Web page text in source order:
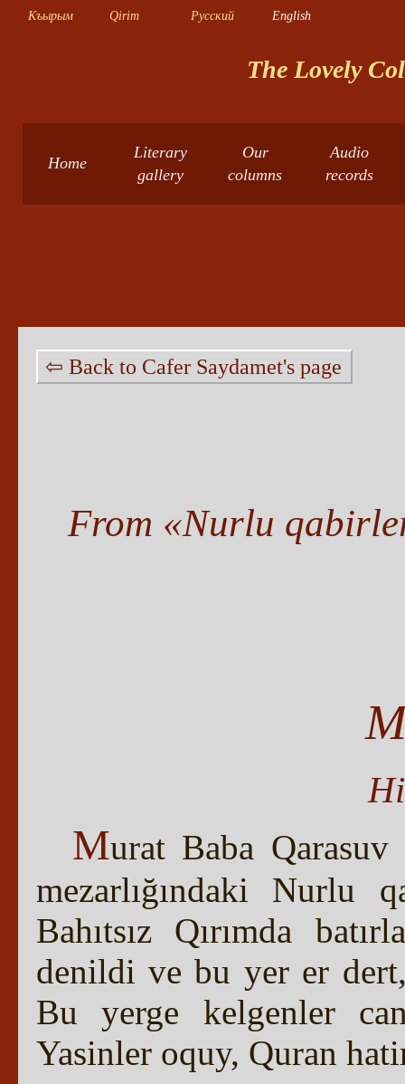
Къырым Qirim Русский English
The Lovely
Home
Literary
gallery
Our
columns
Audio
records
⇦ Back to Cafer Saydamet's page
From «Nurlu
Murat Baba
mezarlığındaki Nurlu
Bahıtsız Qırımda
denildi ve bu yer er
Bu yerge kelgenler
Yasinler oquy, Quran